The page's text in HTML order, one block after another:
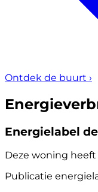
Ontdek de buurt ›
Energielabel
Deze woning heeft
Publicatie